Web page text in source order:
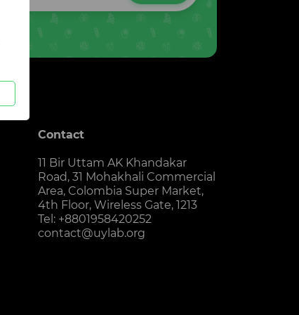
Contact
11 Bir Uttam AK Khandakar
Road, 31 Mohakhali Commercial
Area, Colombia Super Market,
4th Floor, Wireless Gate, 1213
Tel: +8801958420252
contact@uylab.org